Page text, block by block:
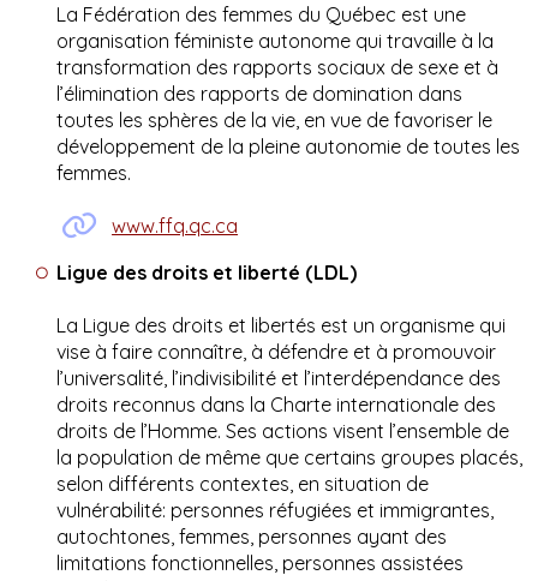
La Fédération des femmes du Québec est une
organisation féministe autonome qui travaille à la
transformation des rapports sociaux de sexe et à
l’élimination des rapports de domination dans
toutes les sphères de la vie, en vue de favoriser le
développement de la pleine autonomie de toutes les
femmes.
www.ffq.qc.ca
Ligue des droits et liberté (LDL)
La Ligue des droits et libertés est un organisme qui
vise à faire connaître, à défendre et à promouvoir
l’universalité, l’indivisibilité et l’interdépendance des
droits reconnus dans la Charte internationale des
droits de l’Homme. Ses actions visent l’ensemble de
la population de même que certains groupes placés,
selon différents contextes, en situation de
vulnérabilité: personnes réfugiées et immigrantes,
autochtones, femmes, personnes ayant des
limitations fonctionnelles, personnes assistées